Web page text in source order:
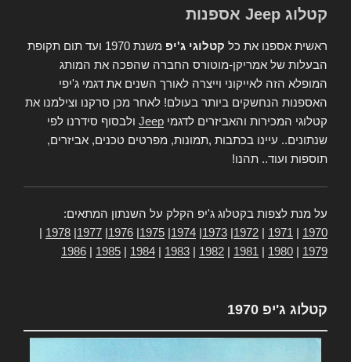
קטלוג Jeep אספנות
ראשית אספנו את כל קטלוגי ג'יפ
משנת 1970 ועד תום תקופת
הבעלות של אמריקן-מוטורס החברה שהפכה את המותג
המופלא הזה לאייקוני וייצרה לאורך השנים את דגמי ג'יפי
האספנות הנחשקים ביותר בעולם! לאחר מכן סרקנו וצילמנו את
קטלוגי המכירות והאביזרים לדגמי Jeep ולבסוף סידרנו לפי
שנתונים.. עיינו בכתבות ,תמונות, מפרטים טכנים, אביזרים,
תוספות ועוד.. תהנו!
על מנת לצפות בקטלוג ג'יפ הקלק על השנתון המתאים:
1970
1971
1972
1973
1974
1975
1976
1977
1978
1979
1980
1981
1982
1983
1984
1985
1986
קטלוג ג'יפ 1970